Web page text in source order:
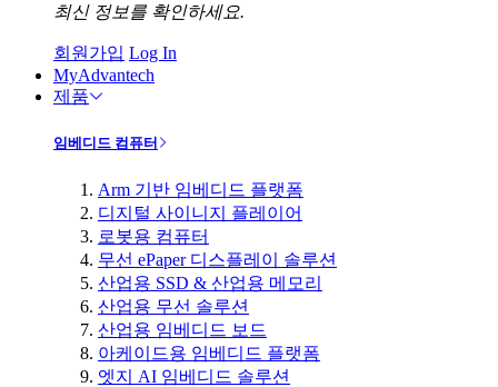
최신 정보를 확인하세요.
회원가입 Log In
MyAdvantech
제품
임베디드 컴퓨터
Arm 기반 임베디드 플랫폼
디지털 사이니지 플레이어
로봇용 컴퓨터
무선 ePaper 디스플레이 솔루션
산업용 SSD & 산업용 메모리
산업용 무선 솔루션
산업용 임베디드 보드
아케이드용 임베디드 플랫폼
엣지 AI 임베디드 솔루션